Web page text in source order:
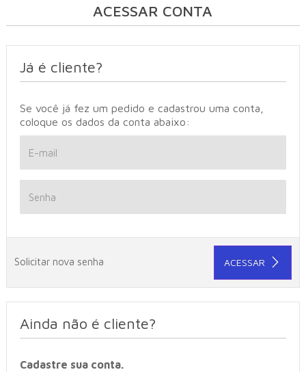
ACESSAR CONTA
Já é cliente?
Se você já fez um pedido e cadastrou uma conta,
coloque os dados da conta abaixo:
Solicitar nova senha ACESSAR
Ainda não é cliente?
Cadastre sua conta.